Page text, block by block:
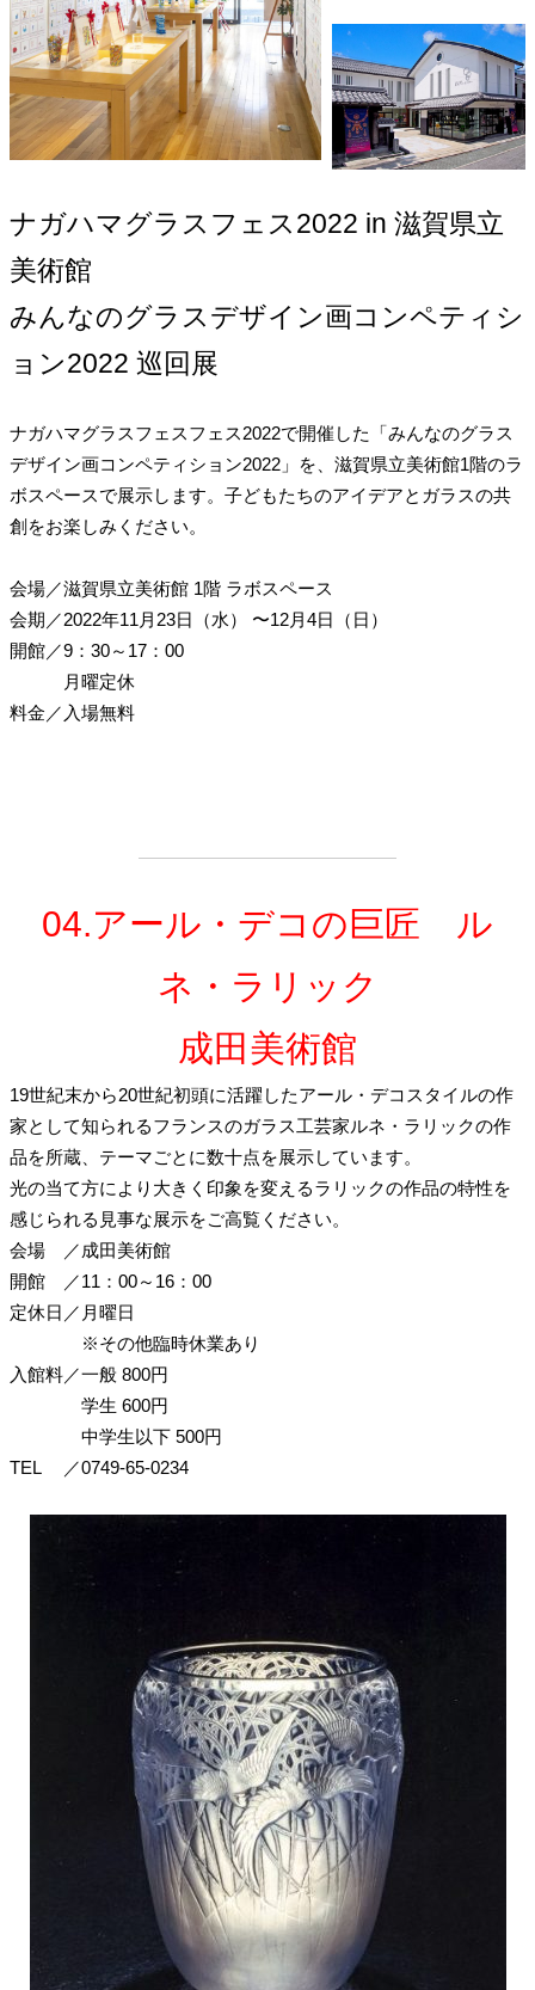
ナガハマグラスフェス2022 in 滋賀県立
美術館
みんなのグラスデザイン画コンペティシ
ョン2022 巡回展
ナガハマグラスフェスフェス2022で開催した「みんなのグラス
デザイン画コンペティション2022」を、滋賀県立美術館1階のラ
ボスペースで展示します。子どもたちのアイデアとガラスの共
創をお楽しみください。
会場／滋賀県立美術館 1階 ラボスペース
会期 ／2022年11月23日（水）
〜12月4日（日）
開館／9：30～17：00
月曜定休
料金 ／ 入場無料
04.アール・デコの巨匠 ル
ネ・ラリック
成田美術館
19世紀末から20世紀初頭に活躍したアール・デコスタイルの作
家として知られるフランスのガラス工芸家ルネ・ラリックの作
品を所蔵、テーマごとに数十点を展示しています。
光の当て方により大きく印象を変えるラリックの作品の特性を
感じられる見事な展示をご高覧ください。
会場
／成田美術館
開館
／11：00～16：00
定休日 ／ 月曜日
※その他臨時休業あり
入館料／一般 800円
学生 600円
中学生以下 500円
TEL
／0749-65-0234